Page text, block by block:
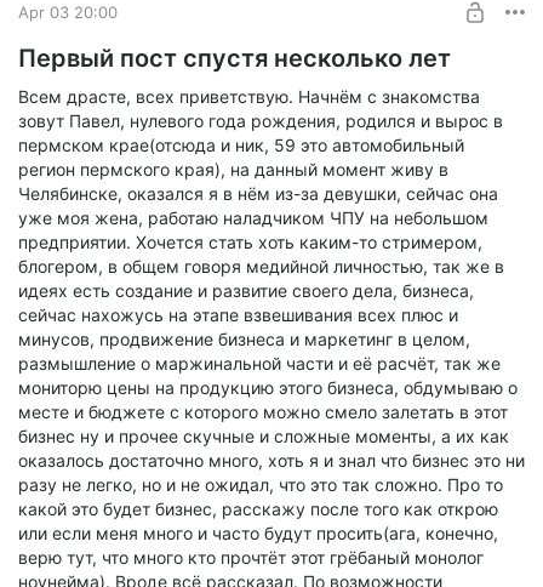
Apr 03 20:00
Первый пост спустя несколько лет
Всем драсте, всех приветствую. Начнём с знакомства
зовут Павел, нулевого года рождения, родился и вырос в
пермском крае(отсюда и ник, 59 это автомобильный
регион пермского края), на данный момент живу в
Челябинске, оказался я в нём из-за девушки, сейчас она
уже моя жена, работаю наладчиком ЧПУ на небольшом
предприятии. Хочется стать хоть каким-то стримером,
блогером, в общем говоря медийной личностью, так же в
идеях есть создание и развитие своего дела, бизнеса,
сейчас нахожусь на этапе взвешивания всех плюс и
минусов, продвижение бизнеса и маркетинг в целом,
размышление о маржинальной части и её расчёт, так же
мониторю цены на продукцию этого бизнеса, обдумываю о
месте и бюджете с которого можно смело залетать в этот
бизнес ну и прочее скучные и сложные моменты, а их как
оказалось достаточно много, хоть я и знал что бизнес это ни
разу не легко, но и не ожидал, что это так сложно. Про то
какой это будет бизнес, расскажу после того как открою
или если меня много и часто будут просить(ага, конечно,
верю тут, что много кто прочтёт этот грёбаный монолог
ноунейма). Вроде всё рассказал. По возможности